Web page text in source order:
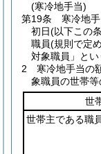
(寒冷地手当)
第19条
寒冷地
初日(以下この
職員(規則で定
対象職員」とい
2
寒冷地手当の
象職員の世帯等
世
世帯主である職